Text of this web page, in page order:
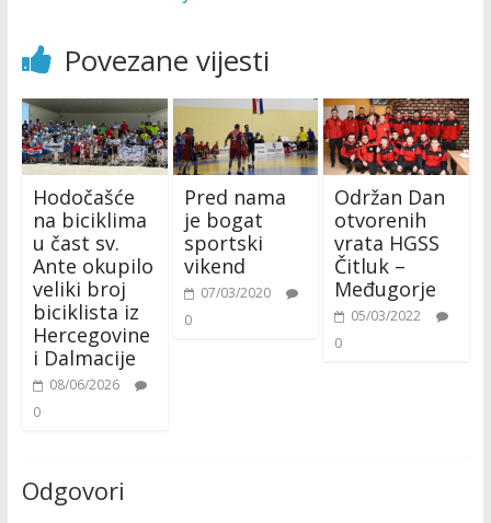
Povezane vijesti
Hodočašće
na biciklima
u čast sv.
Ante okupilo
veliki broj
biciklista iz
Hercegovine
i Dalmacije
08/06/2026
0
Pred nama
je bogat
sportski
vikend
07/03/2020
0
Održan Dan
otvorenih
vrata HGSS
Čitluk –
Međugorje
05/03/2022
0
Odgovori